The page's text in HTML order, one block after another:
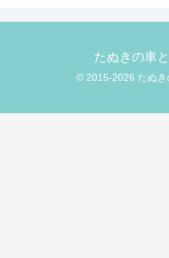
たぬきの車
© 2015-2026 たぬき